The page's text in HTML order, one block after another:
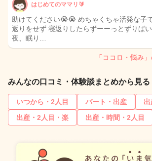
はじめてのママリ🔰
助けてください😭😭 めちゃくちゃ活発な子
返りをせず 寝返りしたらずーーっとずりば
夜、眠り…
「ココロ・悩み
みんなの口コミ・体験談まとめから見る
いつから・2人目 パート・出産
出
出産・2人目・楽
出産・時間・2人目